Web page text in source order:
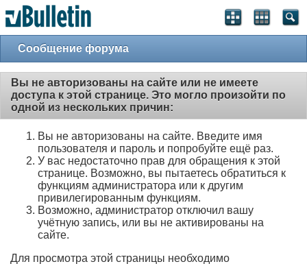
Сообщение форума
Вы не авторизованы на сайте или не имеете
доступа к этой странице. Это могло произойти по
одной из нескольких причин:
Вы не авторизованы на сайте. Введите имя
пользователя и пароль и попробуйте ещё раз.
У вас недостаточно прав для обращения к этой
странице. Возможно, вы пытаетесь обратиться к
функциям администратора или к другим
привилегированным функциям.
Возможно, администратор отключил вашу
учётную запись, или вы не активированы на
сайте.
Для просмотра этой страницы необходимо